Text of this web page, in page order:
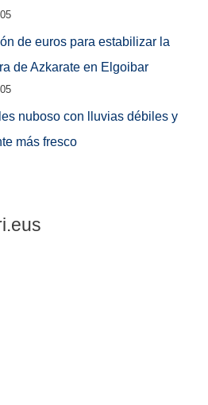
de euros para estabilizar la
de Azkarate en Elgoibar
nuboso con lluvias débiles y
más fresco